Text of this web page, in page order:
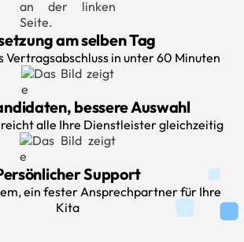
am selben Tag
Vertragsabschluss in unter 60 Minuten
bessere Auswahl
alle Ihre Dienstleister gleichzeitig
Support
ein fester Ansprechpartner für Ihre
Kita